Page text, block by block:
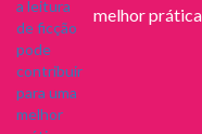
melhor